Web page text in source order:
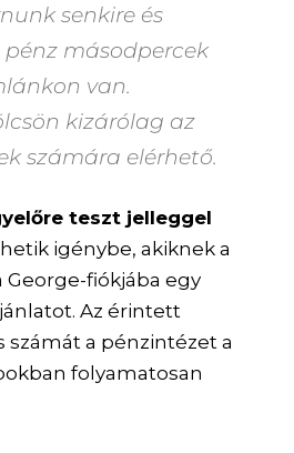
senkire és
pénz másodpercek
van.
kizárólag az
számára elérhető.
teszt jelleggel
igénybe, akiknek a
fiókjába egy
Az érintett
számát a pénzintézet a
folyamatosan